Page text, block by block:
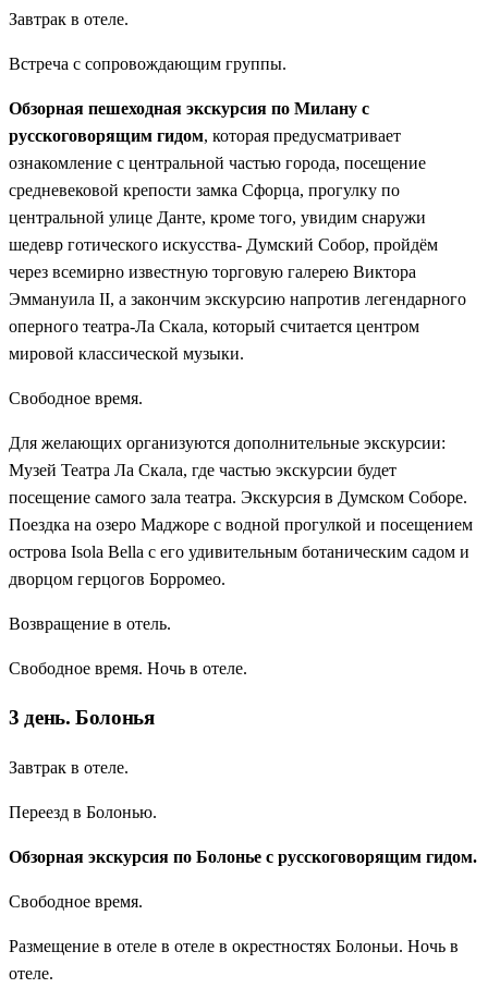
Завтрак в отеле.
Встреча с сопровождающим группы.
Обзорная пешеходная экскурсия по Милану с
русскоговорящим гидом, которая предусматривает
ознакомление с центральной частью города, посещение
средневековой крепости замка Сфорца, прогулку по
центральной улице Данте, кроме того, увидим снаружи
шедевр готического искусства- Думский Собор, пройдём
через всемирно известную торговую галерею Виктора
Эммануила II, а закончим экскурсию напротив легендарного
оперного театра-Ла Скала, который считается центром
мировой классической музыки.
Свободное время.
Для желающих организуются дополнительные экскурсии:
Музей Театра Ла Скала, где частью экскурсии будет
посещение самого зала театра. Экскурсия в Думском Соборе.
Поездка на озеро Маджоре с водной прогулкой и посещением
острова Isola Bella с его удивительным ботаническим садом и
дворцом герцогов Борромео.
Возвращение в отель.
Свободное время. Ночь в отеле.
3 день. Болонья
Завтрак в отеле.
Переезд в Болонью.
Обзорная экскурсия по Болонье с русскоговорящим гидом.
Свободное время.
Размещение в отеле в отеле в окрестностях Болоньи. Ночь в
отеле.